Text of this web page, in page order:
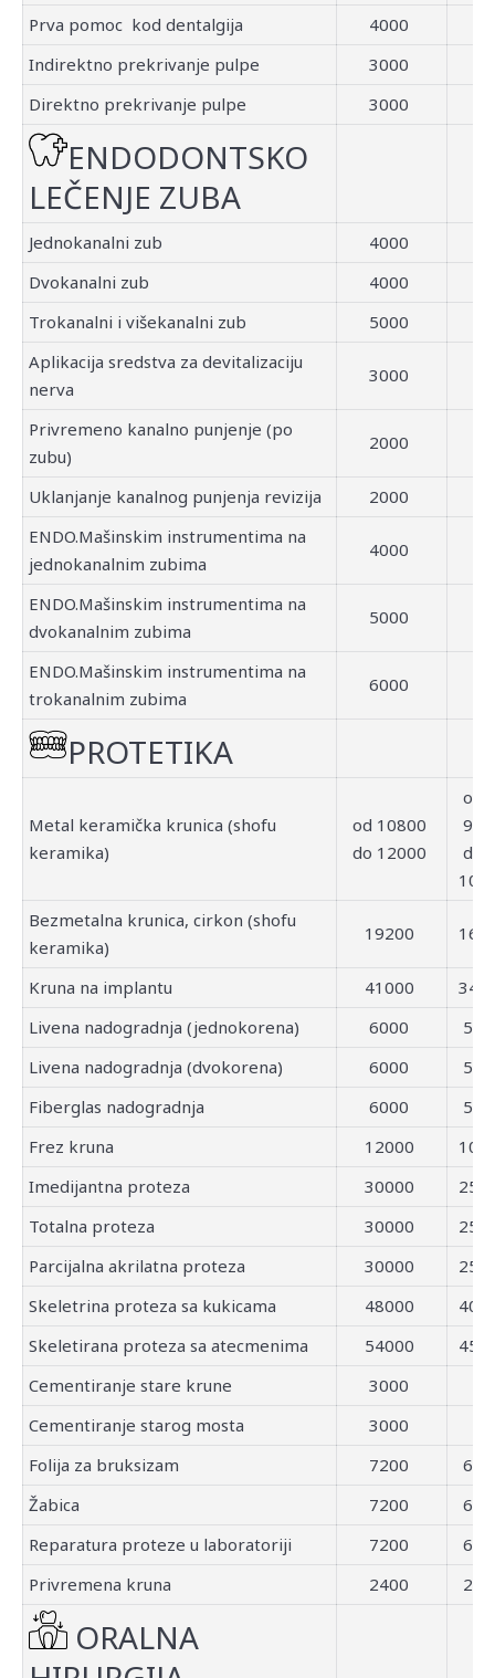
Prva pomoc kod dentalgija
4000
Indirektno prekrivanje pulpe
3000
Direktno prekrivanje pulpe
3000
ENDODONTSKO
LEČENJE ZUBA
Jednokanalni zub
4000
Dvokanalni zub
4000
Trokanalni i višekanalni zub
5000
Aplikacija sredstva za devitalizaciju
nerva
3000
Privremeno kanalno punjenje (po
zubu)
2000
Uklanjanje kanalnog punjenja revizija
2000
ENDO.Mašinskim instrumentima na
jednokanalnim zubima
4000
ENDO.Mašinskim instrumentima na
dvokanalnim zubima
5000
ENDO.Mašinskim instrumentima na
trokanalnim zubima
6000
PROTETIKA
Metal keramička krunica (shofu
keramika)
od 10800
do 12000
od
90
do
100
Bezmetalna krunica, cirkon (shofu
keramika)
19200 160
Kruna na implantu 41000
340
Livena nadogradnja (jednokorena)
6000
50
Livena nadogradnja (dvokorena)
6000
50
Fiberglas nadogradnja
6000
50
Frez kruna
12000
100
Imedijantna proteza
30000
250
Totalna proteza
30000
250
Parcijalna akrilatna proteza
30000
250
Skeletrina proteza sa kukicama
48000
400
Skeletirana proteza sa atecmenima
54000
450
Cementiranje stare krune
3000
Cementiranje starog mosta
3000
Folija za bruksizam
7200
60
Žabica
7200
60
Reparatura proteze u laboratoriji
7200
60
Privremena kruna
2400 20
ORALNA